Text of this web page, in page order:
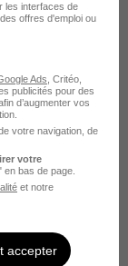
les interfaces de
offres d'emploi ou
Ads , Critéo,
publicités pour des
d’augmenter vos
votre navigation, de
votre
en bas de page.
et notre
accepter